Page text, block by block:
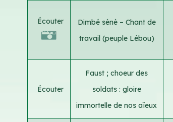
Écouter
Dimbé sènè – Chant de
travail (peuple Lébou)
Écouter
Faust ; choeur des
soldats : gloire
immortelle de nos aïeux